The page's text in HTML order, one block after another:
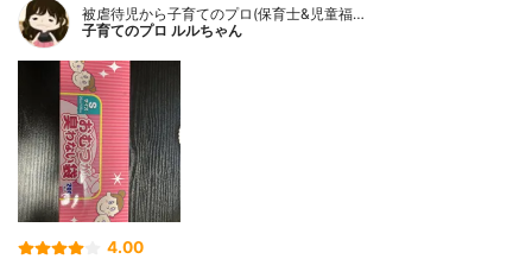
被虐待児から子育てのプロ(保育士&児童福…
子育てのプロ ルルちゃん
4.00